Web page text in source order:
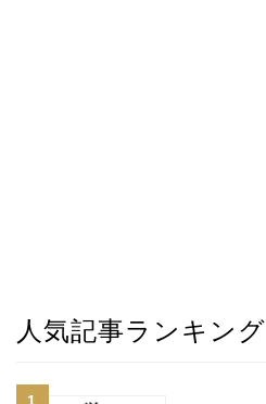
人気記事ランキング